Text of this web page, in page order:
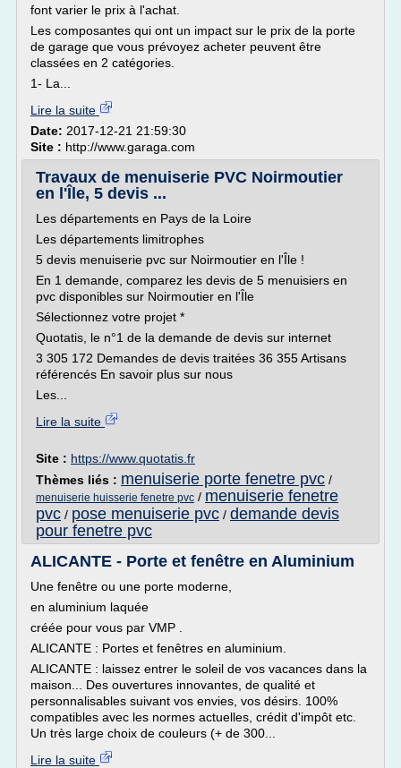
font varier le prix à l'achat.
Les composantes qui ont un impact sur le prix de la porte
de garage que vous prévoyez acheter peuvent être
classées en 2 catégories.
1- La...
Lire la suite
Date: 2017-12-21 21:59:30
Site : http://www.garaga.com
Travaux de menuiserie PVC Noirmoutier
en l'Île, 5 devis ...
Les départements en Pays de la Loire
Les départements limitrophes
5 devis menuiserie pvc sur Noirmoutier en l'Île !
En 1 demande, comparez les devis de 5 menuisiers en
pvc disponibles sur Noirmoutier en l'Île
Sélectionnez votre projet *
Quotatis, le n°1 de la demande de devis sur internet
3 305 172 Demandes de devis traitées 36 355 Artisans
référencés En savoir plus sur nous
Les...
Lire la suite
Site : https://www.quotatis.fr
Thèmes liés : menuiserie porte fenetre pvc /
menuiserie huisserie fenetre pvc / menuiserie fenetre
pvc / pose menuiserie pvc / demande devis
pour fenetre pvc
ALICANTE - Porte et fenêtre en Aluminium
Une fenêtre ou une porte moderne,
en aluminium laquée
créée pour vous par VMP .
ALICANTE : Portes et fenêtres en aluminium.
ALICANTE : laissez entrer le soleil de vos vacances dans la
maison... Des ouvertures innovantes, de qualité et
personnalisables suivant vos envies, vos désirs. 100%
compatibles avec les normes actuelles, crédit d'impôt etc.
Un très large choix de couleurs (+ de 300...
Lire la suite